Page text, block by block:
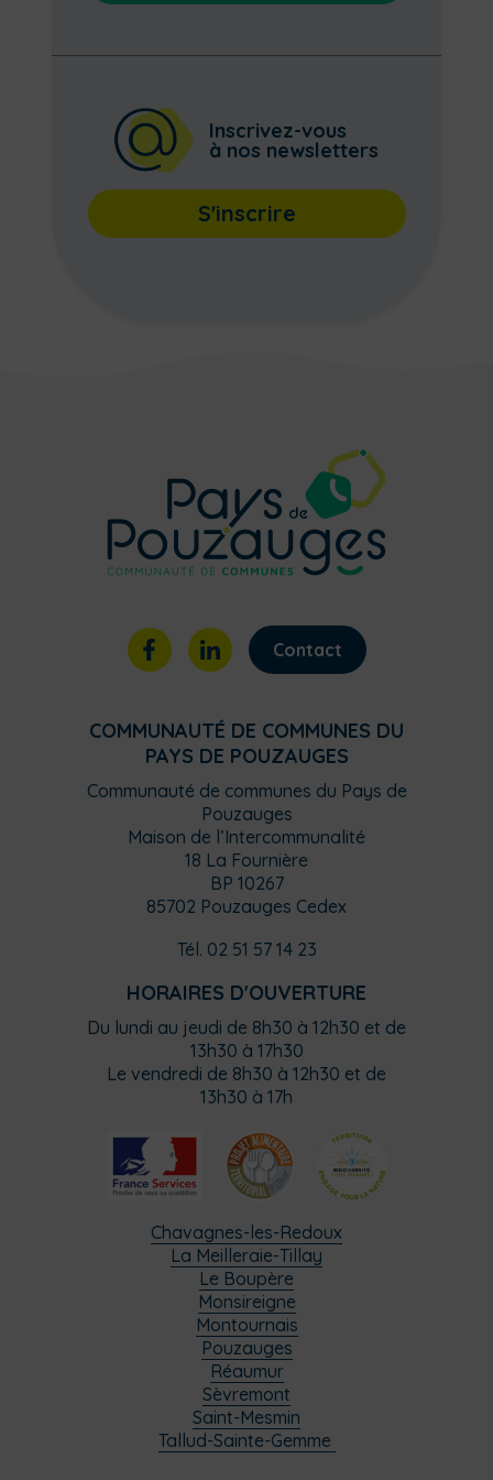
Inscrivez-vous
à nos newsletters
S'inscrire
Contact
COMMUNAUTÉ DE COMMUNES DU
PAYS DE POUZAUGES
Communauté de communes du Pays de
Pouzauges
Maison de l’Intercommunalité
18 La Fournière
BP 10267
85702 Pouzauges Cedex
Tél. 02 51 57 14 23
HORAIRES D'OUVERTURE
Du lundi au jeudi de 8h30 à 12h30 et de
13h30 à 17h30
Le vendredi de 8h30 à 12h30 et de
13h30 à 17h
Chavagnes-les-Redoux
La Meilleraie-Tillay
Le Boupère
Monsireigne
Montournais
Pouzauges
Réaumur
Sèvremont
Saint-Mesmin
Tallud-Sainte-Gemme